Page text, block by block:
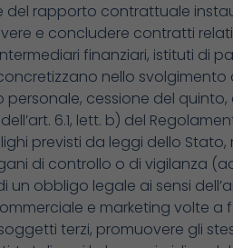
del rapporto contrattuale
e concludere contratti
finanziari, istituti di
nello
cessione del
6.1, lett. b) del
previsti da leggi dello
di controllo o di vigilanza
obbligo legale ai sensi
e marketing volte a
terzi, promuovere gli